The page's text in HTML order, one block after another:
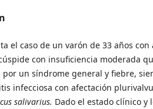
el caso de un varón de 33 años
con insuficiencia moderada
por un síndrome general y fiebre,
infecciosa con afectación
salivarius. Dado el estado clínico y